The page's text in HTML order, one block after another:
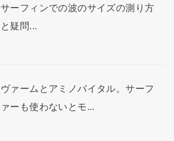
サーフィンでの波のサイズの測り方
と疑問...
ヴァームとアミノバイタル。サーフ
ァーも使わないとモ...